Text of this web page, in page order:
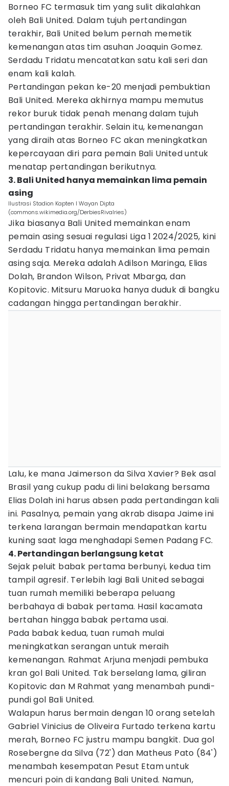
Borneo FC termasuk tim yang sulit dikalahkan
oleh Bali United. Dalam tujuh pertandingan
terakhir, Bali United belum pernah memetik
kemenangan atas tim asuhan Joaquin Gomez.
Serdadu Tridatu mencatatkan satu kali seri dan
enam kali kalah.
Pertandingan pekan ke-20 menjadi pembuktian
Bali United. Mereka akhirnya mampu memutus
rekor buruk tidak penah menang dalam tujuh
pertandingan terakhir. Selain itu, kemenangan
yang diraih atas Borneo FC akan meningkatkan
kepercayaan diri para pemain Bali United untuk
menatap pertandingan berikutnya.
3. Bali United hanya memainkan lima pemain
asing
Ilustrasi Stadion Kapten I Wayan Dipta
(commons.wikimedia.org/DerbiesRivalries)
Jika biasanya Bali United memainkan enam
pemain asing sesuai regulasi Liga 1 2024/2025, kini
Serdadu Tridatu hanya memainkan lima pemain
asing saja. Mereka adalah Adilson Maringa, Elias
Dolah, Brandon Wilson, Privat Mbarga, dan
Kopitovic. Mitsuru Maruoka hanya duduk di bangku
cadangan hingga pertandingan berakhir.
Lalu, ke mana Jaimerson da Silva Xavier? Bek asal
Brasil yang cukup padu di lini belakang bersama
Elias Dolah ini harus absen pada pertandingan kali
ini. Pasalnya, pemain yang akrab disapa Jaime ini
terkena larangan bermain mendapatkan kartu
kuning saat laga menghadapi Semen Padang FC.
4. Pertandingan berlangsung ketat
Sejak peluit babak pertama berbunyi, kedua tim
tampil agresif. Terlebih lagi Bali United sebagai
tuan rumah memiliki beberapa peluang
berbahaya di babak pertama. Hasil kacamata
bertahan hingga babak pertama usai.
Pada babak kedua, tuan rumah mulai
meningkatkan serangan untuk meraih
kemenangan. Rahmat Arjuna menjadi pembuka
kran gol Bali United. Tak berselang lama, giliran
Kopitovic dan M Rahmat yang menambah pundi-
pundi gol Bali United.
Walapun harus bermain dengan 10 orang setelah
Gabriel Vinicius de Oliveira Furtado terkena kartu
merah, Borneo FC justru mampu bangkit. Dua gol
Rosebergne da Silva (72') dan Matheus Pato (84')
menambah kesempatan Pesut Etam untuk
mencuri poin di kandang Bali United. Namun,